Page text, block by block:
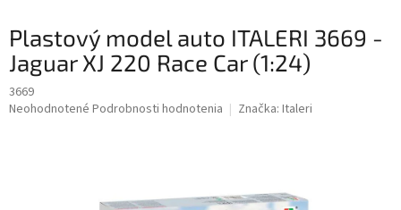
Plastový model auto ITALERI 3669 -
Jaguar XJ 220 Race Car (1:24)
3669
Priemerné
Neohodnotené Podrobnosti hodnotenia Značka: Italeri